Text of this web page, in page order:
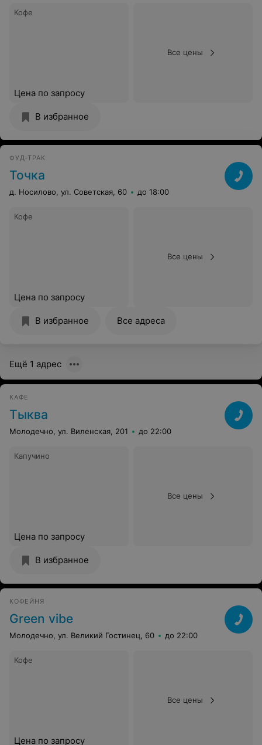
Кофе
Цена по запросу
Все цены
В избранное
ФУД-ТРАК
Точка
д. Носилово, ул. Советская, 60 до 18:00
Кофе
Цена по запросу
Все цены
В избранное Все адреса
Ещё 1 адрес
КАФЕ
Тыква
Молодечно, ул. Виленская, 201 до 22:00
Капучино
Цена по запросу
Все цены
В избранное
КОФЕЙНЯ
Green vibe
Молодечно, ул. Великий Гостинец, 60 до 22:00
Кофе
Цена по запросу
Все цены